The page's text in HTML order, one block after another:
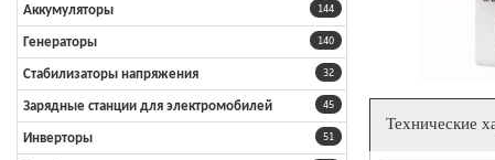
144
Аккумуляторы
140
Генераторы
32
Стабилизаторы напряжения
45
Зарядные станции для электромобилей
51
Инверторы
Технические